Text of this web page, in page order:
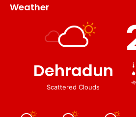
Weather
Dehradun
Scattered Clouds